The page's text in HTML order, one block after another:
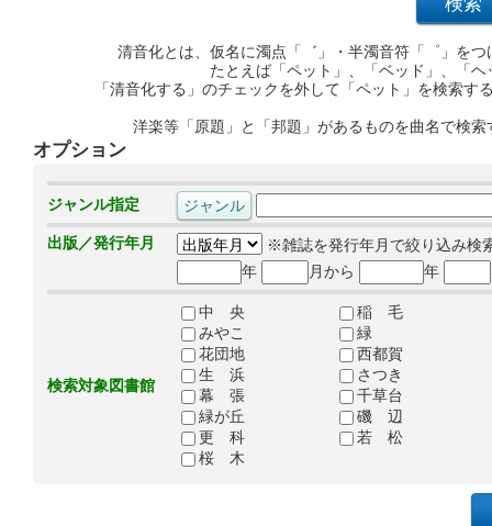
清音化とは、仮名に濁点「゛」・半濁音符「゜」を
たとえば「ペット」、「ベッド」、「
「清音化する」のチェックを外して「ペット」を検索
洋楽等「原題」と「邦題」があるものを曲名で検
オプション
ジャンル指定
出版／発行年月
※雑誌を発行年月で絞り込み検
年
月から 年
検索対象図書館
中 央
稲 毛
みやこ
緑
花団地
西都賀
生 浜
さつき
幕 張
千草台
緑が丘
磯 辺
更 科
若 松
桜 木